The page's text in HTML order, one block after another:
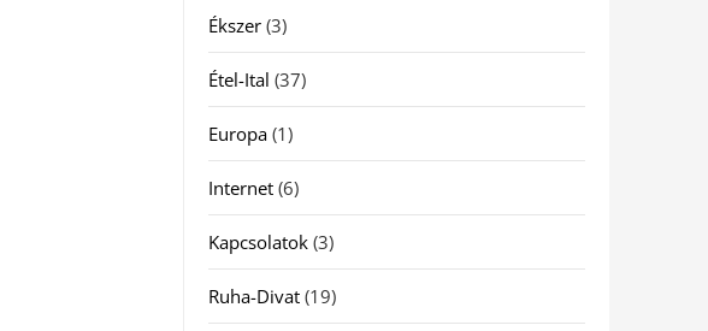
Ékszer(3)
Étel-Ital (37)
Europa(1)
Internet(6)
Kapcsolatok(3)
Ruha-Divat(19)